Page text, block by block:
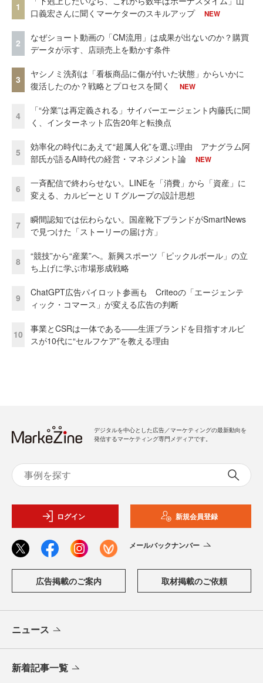
1
口義宏さんに聞くマーケターのスキルアップ
NEW
2
なぜショート動画の「CM流用」は成果が出ないのか？購買
データが示す、店頭売上を動かす条件
3
ヤシノミ洗剤は「看板商品に傷が付いた状態」からいかに
復活したのか？戦略とプロセスを聞く
NEW
4
「“分業”は再定義される」サイバーエージェント内藤氏に聞
く、インターネット広告20年と転換点
5
効率化の時代にあえて“超属人化”を選ぶ理由 アナグラム阿
部氏が語るAI時代の経営・マネジメント論
NEW
6
一斉配信で終わらせない。LINEを「消費」から「資産」に
変える、カルビーとＵＴグループの設計思想
7
瞬間認知では伝わらない。国産靴下ブランドがSmartNews
で見つけた「ストーリーの届け方」
8
“競技”から“産業”へ。新興スポーツ「ピックルボール」の立
ち上げに学ぶ市場形成戦略
9
ChatGPT広告パイロット参画も Criteoの「エージェンテ
ィック・コマース」が変える広告の判断
10
事業とCSRは一体である――生涯ブランドを目指すオルビ
スが10代に“セルフケア”を教える理由
デジタルを中心とした広告／マーケティングの最新動向を
発信するマーケティング専門メディアです。
ログイン 新規会員登録
メールバックナンバー
広告掲載のご案内 取材掲載のご依頼
ニュース
新着記事一覧